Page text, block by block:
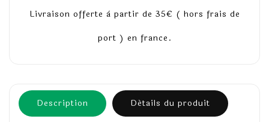
Livraison offerte à partir de 35€ ( hors frais de
port ) en france.
Description Détails du produit